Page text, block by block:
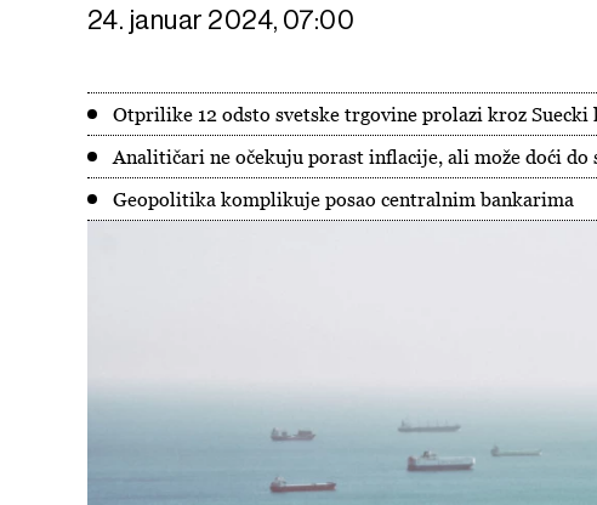
24. januar 2024, 07:00
Otprilike 12 odsto svetske trgovine prolazi kroz Suecki
Analitičari ne očekuju porast inflacije, ali može doći do
Geopolitika komplikuje posao centralnim bankarima